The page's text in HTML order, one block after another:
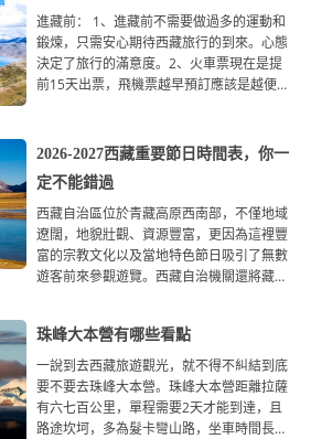
進藏前： 1、進藏前不需要做過多的運動和
鍛煉，只需安心期待西藏旅行的到來。心態
決定了旅行的滿意度。2、火車票現在是提
前15天出票，飛機票越早預訂應該是越便宜
2026-2027西藏重要節日時間表，你一
定不能錯過
西藏自治區位於青藏高原西南部，不僅地域
遼闊，地貌壯觀、資源豐富，更因為這裡豐
富的宗教文化以及當地特色節日吸引了無數
遊客前來參觀遊覽。西藏自治機關還將藏曆
珠峰大本營有哪些看點
一說到去西藏旅遊觀光，就不得不糾結到底
要不要去珠峰大本營。珠峰大本營距離拉薩
有六七百公里，單程需要2天才能到達，且
路途坎坷，多為髮卡彎山路，坐車時間長，